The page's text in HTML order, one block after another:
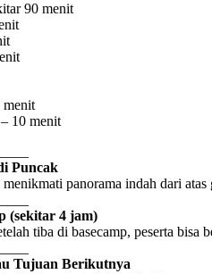
90 menit
menit
10 menit
Puncak
panorama indah dari
(sekitar 4 jam)
tiba di basecamp, peserta bisa
Tujuan Berikutnya